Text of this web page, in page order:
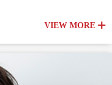
VIEW MORE